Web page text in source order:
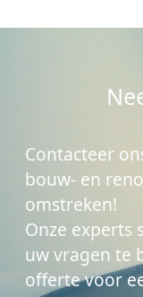
Contacteer
bouw- en
omstreken!
Onze experts
uw vragen te
offerte voor